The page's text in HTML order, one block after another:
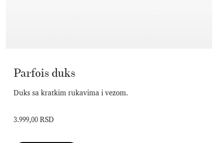
Parfois duks
Duks sa kratkim rukavima i vezom.
3.999,00 RSD